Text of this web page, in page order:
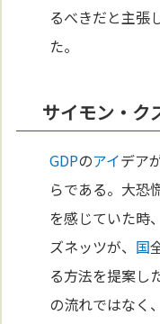
るべきだと主張
た。
サイモン・ク
GDPのアイデア
らである。大恐
を感じていた時
ズネッツが、 国
る方法を提案し
の流れではなく